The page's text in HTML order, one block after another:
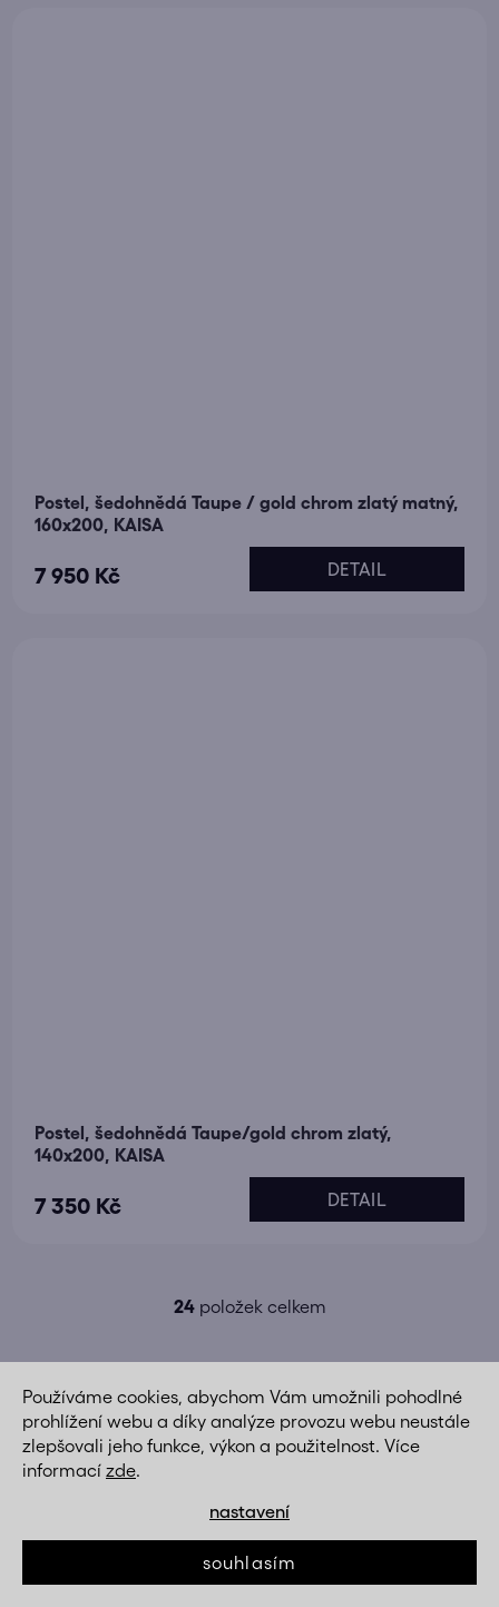
Používáme cookies, abychom Vám umožnili pohodlné
prohlížení webu a díky analýze provozu webu neustále
zlepšovali jeho funkce, výkon a použitelnost. Více
informací zde.
nastavení
souhlasím
Postel, šedohnědá Taupe / gold chrom zlatý matný,
160x200, KAISA
7 950 Kč DETAIL
Postel, šedohnědá Taupe/gold chrom zlatý,
140x200, KAISA
7 350 Kč DETAIL
O
l
á
d
a
p
r
v
k
24položek celkem
Kvalita je u nás na prvním místě
vybíráme zboží od ověřených výrobců, kde 100%
Rychlé a bezpečné doručení